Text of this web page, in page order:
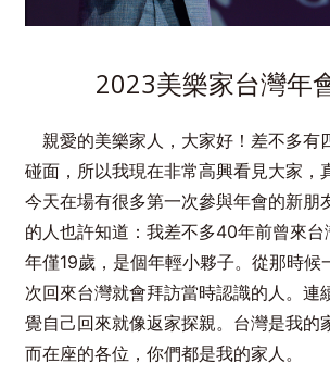
2023美樂家台灣年
親愛的美樂家人，大家好！差不多有
碰面，所以我現在非常高興看見大家，
今天在場有很多第一次參與年會的新朋
的人也許知道：我差不多40年前曾來
年僅19歲，是個年輕小夥子。從那時候
次回來台灣就會拜訪當時認識的人。連
覺自己回來就像返家探親。台灣是我的
而在座的各位，你們都是我的家人。